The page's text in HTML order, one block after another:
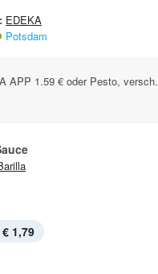
EDEKA
Potsdam
APP 1.59 € oder Pesto, versch.
€ 1,79